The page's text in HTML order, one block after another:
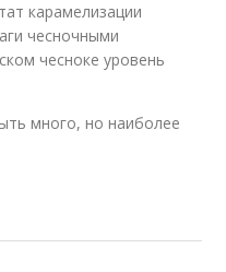
карамелизации
чесночными
чесноке уровень
много, но наиболее